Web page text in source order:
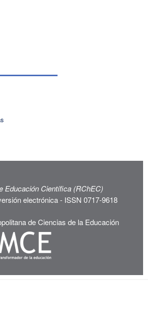
Educación Científica (RChEC)
electrónica - ISSN 0717-9618
de Ciencias de la Educación